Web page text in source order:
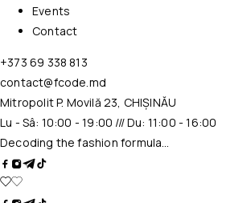
Events
Contact
+373 69 338 813
contact@fcode.md
Mitropolit P. Movilă 23, CHIȘINĂU
Lu - Sâ: 10:00 - 19:00 /// Du: 11:00 - 16:00
Decoding the fashion formula…